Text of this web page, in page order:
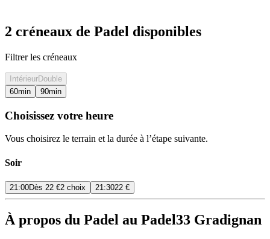
2 créneaux de Padel disponibles
Filtrer les créneaux
IntérieurDouble
60min 90min
Choisissez votre heure
Vous choisirez le terrain et la durée à l’étape suivante.
Soir
21:00Dès 22 €2 choix 21:3022 €
À propos du Padel au Padel33 Gradignan